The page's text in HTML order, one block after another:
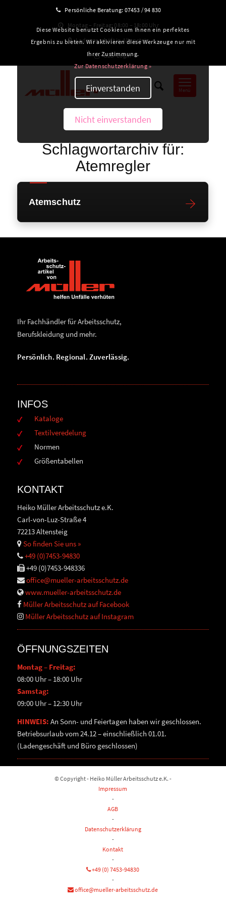
Persönliche Beratung: 07453 / 94 830
Montag – Freitag: 08:00 – 18:00 Uhr
Ladengeschäft in Altensteig
B2B-Login
Menü
Schlagwortarchiv für:
Atemregler
Atemschutz
Ihr Fachhändler für Arbeitsschutz,
Berufskleidung und mehr.
Persönlich. Regional. Zuverlässig.
INFOS
Kataloge
Textilveredelung
Normen
Größentabellen
KONTAKT
Heiko Müller Arbeitsschutz e.K.
Carl-von-Luz-Straße 4
72213 Altensteig
So finden Sie uns »
+49 (0)7453-94830
+49 (0)7453-948336
office@mueller-arbeitsschutz.de
www.mueller-arbeitsschutz.de
Müller Arbeitsschutz auf Facebook
Müller Arbeitsschutz auf Instagram
ÖFFNUNGSZEITEN
Montag – Freitag:
08:00 Uhr – 18:00 Uhr
Samstag:
09:00 Uhr – 12:30 Uhr
HINWEIS: An Sonn- und Feiertagen haben wir geschlossen.
Betriebsurlaub vom 24.12 – einschließlich 01.01.
(Ladengeschäft und Büro geschlossen)
© Copyright - Heiko Müller Arbeitsschutz e.K. -
Impressum
-
AGB
-
Datenschutzerklärung
-
Kontakt
-
+49 (0) 7453-94830
-
office@mueller-arbeitsschutz.de
Diese Website benutzt Cookies um Ihnen ein perfektes
Ergebnis zu bieten. Wir aktivieren diese Werkzeuge nur mit
Ihrer Zustimmung.
Zur Datenschutzerklärung »
Einverstanden
Nicht einverstanden